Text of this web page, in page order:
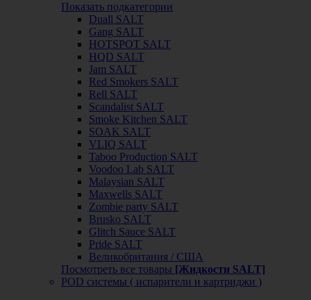
Показать подкатегории
Duall SALT
Gang SALT
HOTSPOT SALT
HQD SALT
Jam SALT
Red Smokers SALT
Rell SALT
Scandalist SALT
Smoke Kitchen SALT
SOAK SALT
VLIQ SALT
Taboo Production SALT
Voodoo Lab SALT
Malaysian SALT
Maxwells SALT
Zombie party SALT
Brusko SALT
Glitch Sauce SALT
Pride SALT
Великобритания / США
Посмотреть все товары [Жидкости SALT]
POD системы ( испарители и картриджи )